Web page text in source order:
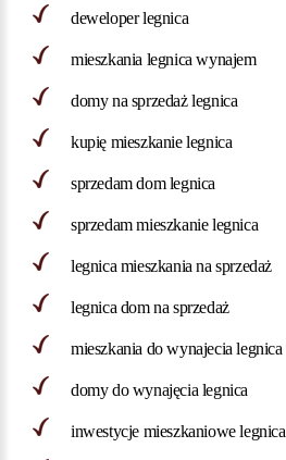
deweloper legnica
mieszkania legnica wynajem
domy na sprzedaż legnica
kupię mieszkanie legnica
sprzedam dom legnica
sprzedam mieszkanie legnica
legnica mieszkania na sprzedaż
legnica dom na sprzedaż
mieszkania do wynajecia legnica
domy do wynajęcia legnica
inwestycje mieszkaniowe legnica